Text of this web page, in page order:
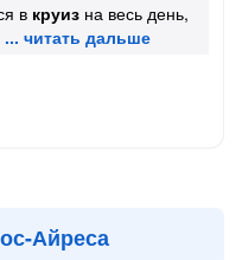
в круиз на весь день,
Айреса